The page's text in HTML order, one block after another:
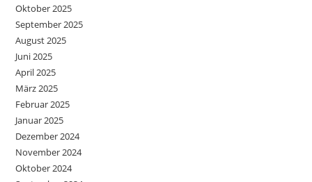
Oktober 2025
September 2025
August 2025
Juni 2025
April 2025
März 2025
Februar 2025
Januar 2025
Dezember 2024
November 2024
Oktober 2024